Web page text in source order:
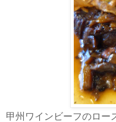
甲州ワインビーフのロー